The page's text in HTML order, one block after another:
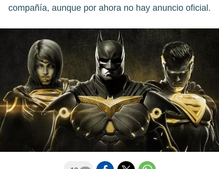
compañía, aunque por ahora no hay anuncio oficial.